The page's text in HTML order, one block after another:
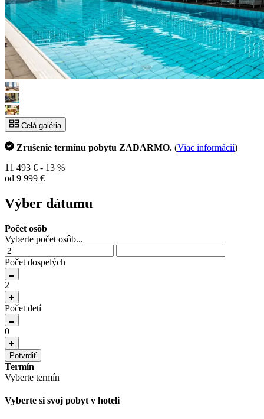
Celá galéria
Zrušenie termínu pobytu ZADARMO. (Viac informácií)
11 493 € - 13 %
od 9 999 €
Výber dátumu
Počet osôb
Vyberte počet osôb...
Počet dospelých
2
Počet detí
0
Potvrdiť
Termín
Vyberte termín
Vyberte si svoj pobyt v hoteli